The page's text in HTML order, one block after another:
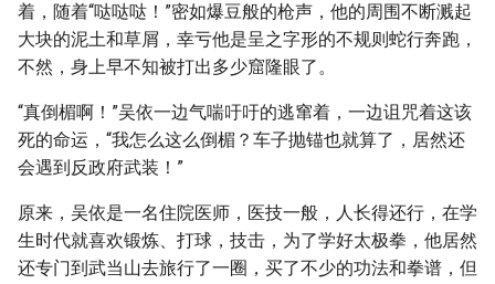
着，随着“哒哒哒！”密如爆豆般的枪声，他的周围不断溅起
大块的泥土和草屑，幸亏他是呈之字形的不规则蛇行奔跑，
不然，身上早不知被打出多少窟隆眼了。
“真倒楣啊！”吴依一边气喘吁吁的逃窜着，一边诅咒着这该
死的命运，“我怎么这么倒楣？车子抛锚也就算了，居然还
会遇到反政府武装！”
原来，吴依是一名住院医师，医技一般，人长得还行，在学
生时代就喜欢锻炼、打球，技击，为了学好太极拳，他居然
还专门到武当山去旅行了一圈，买了不少的功法和拳谱，但